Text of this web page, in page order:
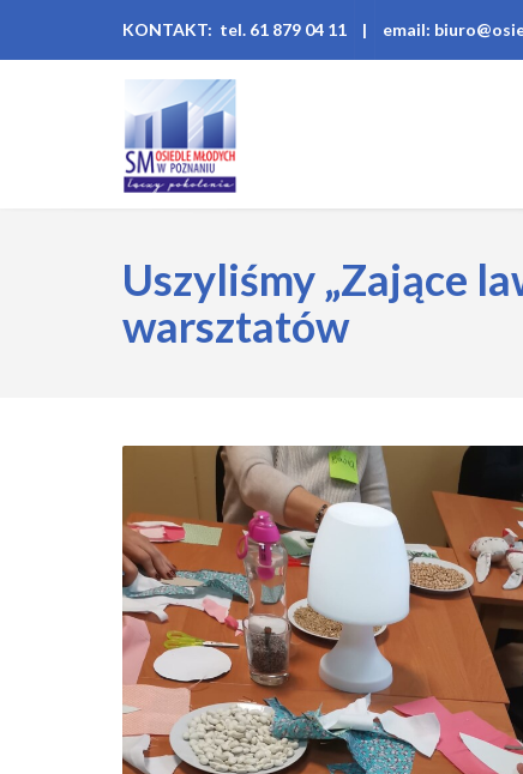
KONTAKT: tel. 61 879 04 11 | email:
Uszyliśmy „Zające
warsztatów